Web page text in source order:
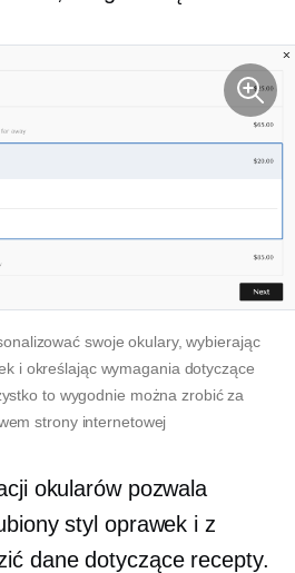
swoje okulary, wybierając
i określając wymagania dotyczące
to wygodnie można zrobić za
strony internetowej
okularów pozwala
styl oprawek i z
dane dotyczące recepty.